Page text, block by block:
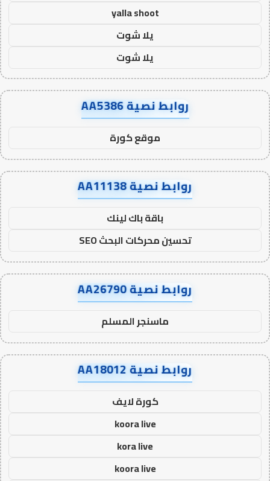
yalla shoot
يلا شوت
يلا شوت
روابط نصية AA5386
موقع كورة
روابط نصية AA11138
باقة باك لينك
تحسين محركات البحث SEO
روابط نصية AA26790
ماسنجر المسلم
روابط نصية AA18012
كورة لايف
koora live
kora live
koora live